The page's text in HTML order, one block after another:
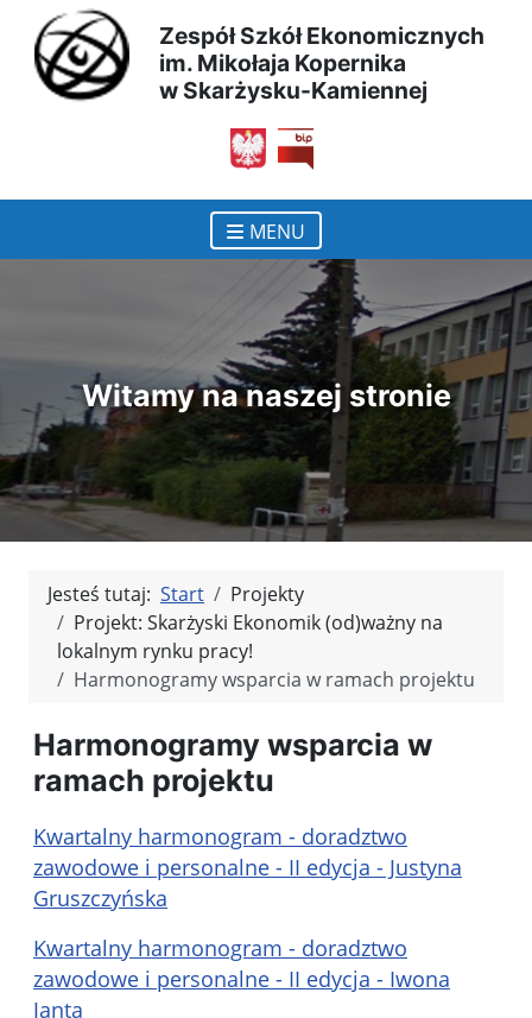
treści
głównej
menu
nawigacyjnego
wyszukiwarki
mapy
strony
Zespół Szkół Ekonomicznych
im. Mikołaja Kopernika
w Skarżysku-Kamiennej
otwiera się w nowym
MENU
Witamy na naszej stronie
Jesteś tutaj: Start
Projekty
Projekt: Skarżyski Ekonomik (od)ważny na
lokalnym rynku pracy!
Harmonogramy wsparcia w ramach projektu
Harmonogramy wsparcia w
ramach projektu
Kwartalny harmonogram - doradztwo
zawodowe i personalne - II edycja - Justyna
Gruszczyńska
Kwartalny harmonogram - doradztwo
zawodowe i personalne - II edycja - Iwona
Janta